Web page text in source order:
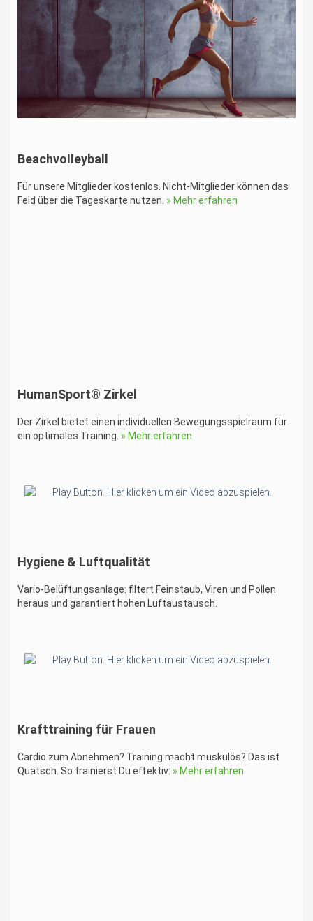
Beachvolleyball
Für unsere Mitglieder kostenlos. Nicht-Mitglieder können das
Feld über die Tageskarte nutzen. » Mehr erfahren
HumanSport® Zirkel
Der Zirkel bietet einen individuellen Bewegungsspielraum für
ein optimales Training. » Mehr erfahren
Hygiene & Luftqualität
Vario-Belüftungsanlage: filtert Feinstaub, Viren und Pollen
heraus und garantiert hohen Luftaustausch.
Krafttraining für Frauen
Cardio zum Abnehmen? Training macht muskulös? Das ist
Quatsch. So trainierst Du effektiv: » Mehr erfahren